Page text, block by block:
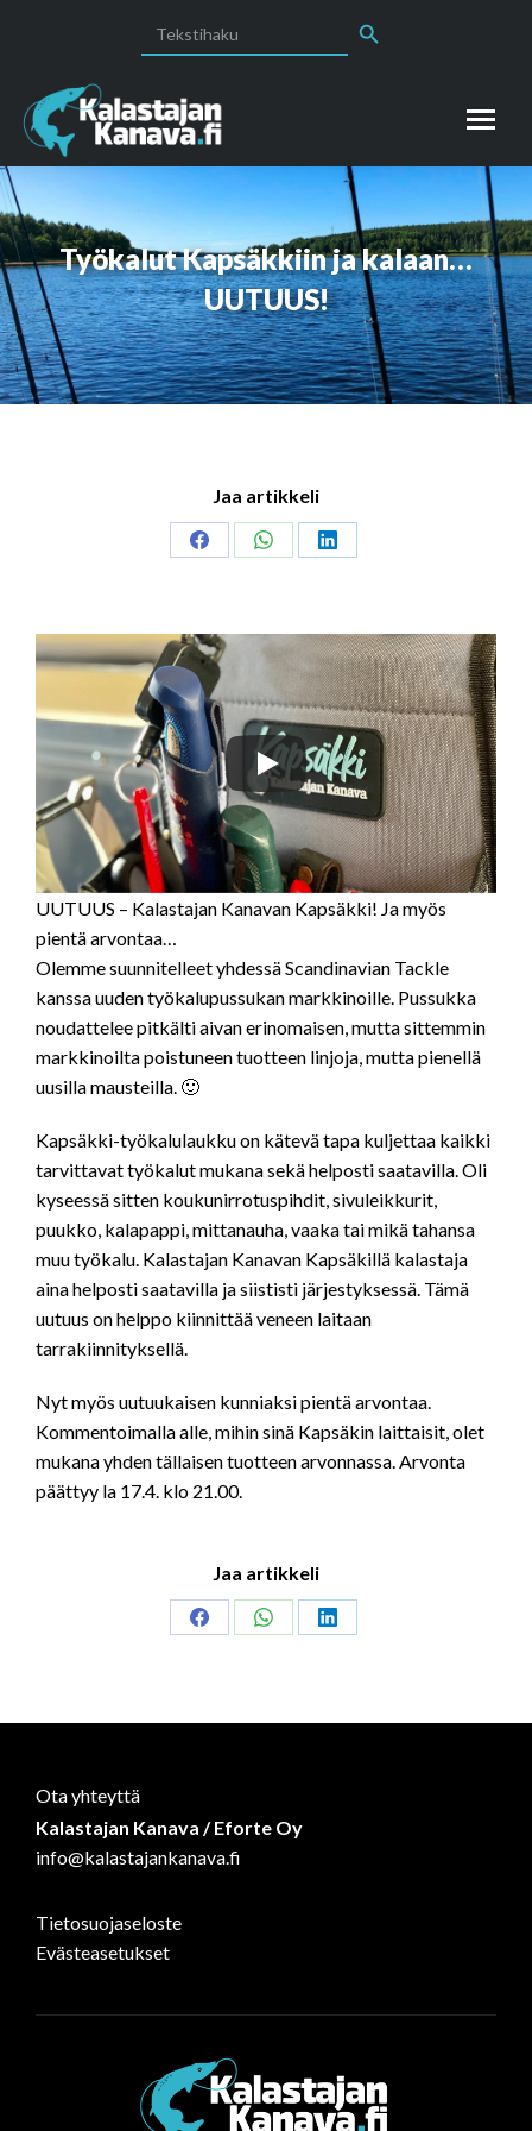
for:
Työkalut Kapsäkkiin ja kalaan…
UUTUUS!
Jaa artikkeli
Share
Share
Share
UUTUUS – Kalastajan Kanavan Kapsäkki! Ja myös
pientä arvontaa…
Olemme suunnitelleet yhdessä Scandinavian Tackle
kanssa uuden työkalupussukan markkinoille. Pussukka
noudattelee pitkälti aivan erinomaisen, mutta sittemmin
markkinoilta poistuneen tuotteen linjoja, mutta pienellä
uusilla mausteilla. 🙂
Kapsäkki-työkalulaukku on kätevä tapa kuljettaa kaikki
tarvittavat työkalut mukana sekä helposti saatavilla. Oli
kyseessä sitten koukunirrotuspihdit, sivuleikkurit,
puukko, kalapappi, mittanauha, vaaka tai mikä tahansa
muu työkalu. Kalastajan Kanavan Kapsäkillä kalastaja
aina helposti saatavilla ja siististi järjestyksessä. Tämä
uutuus on helppo kiinnittää veneen laitaan
tarrakiinnityksellä.
Nyt myös uutuukaisen kunniaksi pientä arvontaa.
Kommentoimalla alle, mihin sinä Kapsäkin laittaisit, olet
mukana yhden tällaisen tuotteen arvonnassa. Arvonta
päättyy la 17.4. klo 21.00.
Jaa artikkeli
Share
Share
Share
Ota yhteyttä
Kalastajan Kanava / Eforte Oy
info@kalastajankanava.fi
Tietosuojaseloste
Evästeasetukset